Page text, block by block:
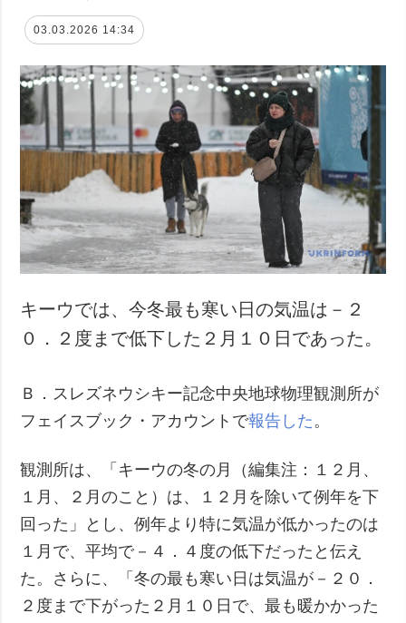
03.03.2026 14:34
キーウでは、今冬最も寒い日の気温は－２
０．２度まで低下した２月１０日であった。
Ｂ．スレズネウシキー記念中央地球物理観測所が
フェイスブック・アカウントで報告した。
観測所は、「キーウの冬の月（編集注：１２月、
１月、２月のこと）は、１２月を除いて例年を下
回った」とし、例年より特に気温が低かったのは
１月で、平均で－４．４度の低下だったと伝え
た。さらに、「冬の最も寒い日は気温が－２０．
２度まで下がった２月１０日で、最も暖かかった